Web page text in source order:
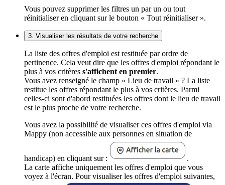
Vous pouvez supprimer les filtres un par un ou tout
réinitialiser en cliquant sur le bouton « Tout réinitialiser ».
3. Visualiser les résultats de votre recherche
La liste des offres d'emploi est restituée par ordre de
pertinence. Cela veut dire que les offres d'emploi répondant le
plus à vos critères s'affichent en premier.
Vous avez renseigné le champ « Lieu de travail » ? La liste
restitue les offres répondant le plus à vos critères. Parmi
celles-ci sont d'abord restituées les offres dont le lieu de travail
est le plus proche de votre recherche.
Vous avez la possibilité de visualiser ces offres d'emploi via
Mappy (non accessible aux personnes en situation de
handicap) en cliquant sur :
.
La carte affiche uniquement les offres d'emploi que vous
voyez à l'écran. Pour visualiser les offres d'emploi suivantes,